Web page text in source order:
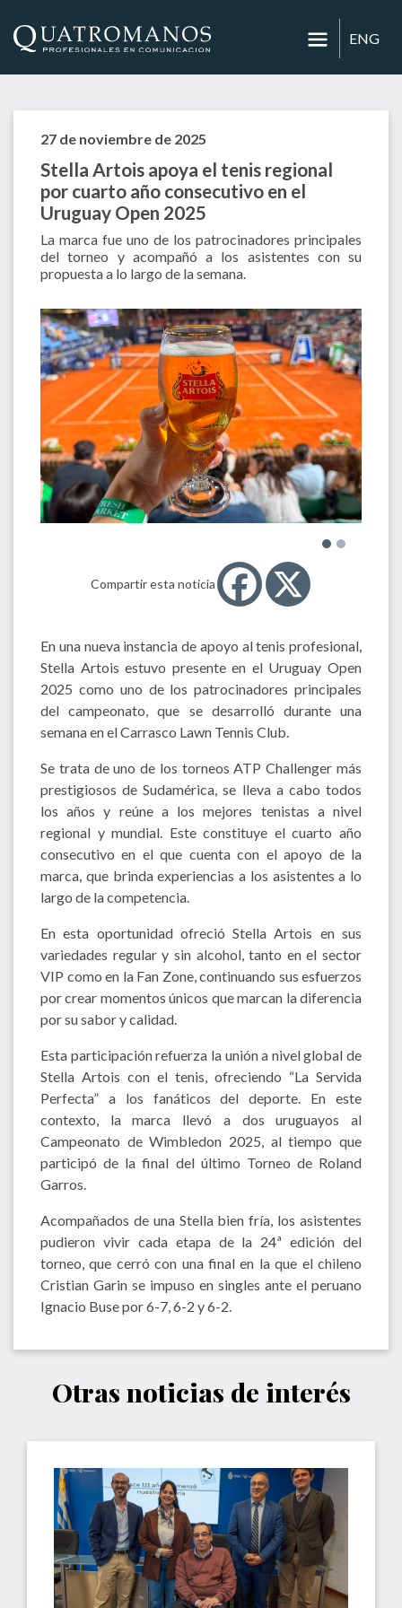
ENG
27 de noviembre de 2025
Stella Artois apoya el tenis regional
por cuarto año consecutivo en el
Uruguay Open 2025
La marca fue uno de los patrocinadores principales
del torneo y acompañó a los asistentes con su
propuesta a lo largo de la semana.
Compartir esta noticia
En una nueva instancia de apoyo al tenis profesional,
Stella Artois estuvo presente en el Uruguay Open
2025 como uno de los patrocinadores principales
del campeonato, que se desarrolló durante una
semana en el Carrasco Lawn Tennis Club.
Se trata de uno de los torneos ATP Challenger más
prestigiosos de Sudamérica, se lleva a cabo todos
los años y reúne a los mejores tenistas a nivel
regional y mundial. Este constituye el cuarto año
consecutivo en el que cuenta con el apoyo de la
marca, que brinda experiencias a los asistentes a lo
largo de la competencia.
En esta oportunidad ofreció Stella Artois en sus
variedades regular y sin alcohol, tanto en el sector
VIP como en la Fan Zone, continuando sus esfuerzos
por crear momentos únicos que marcan la diferencia
por su sabor y calidad.
Esta participación refuerza la unión a nivel global de
Stella Artois con el tenis, ofreciendo “La Servida
Perfecta” a los fanáticos del deporte. En este
contexto, la marca llevó a dos uruguayos al
Campeonato de Wimbledon 2025, al tiempo que
participó de la final del último Torneo de Roland
Garros.
Acompañados de una Stella bien fría, los asistentes
pudieron vivir cada etapa de la 24ª edición del
torneo, que cerró con una final en la que el chileno
Cristian Garin se impuso en singles ante el peruano
Ignacio Buse por 6-7, 6-2 y 6-2.
Otras noticias de interés